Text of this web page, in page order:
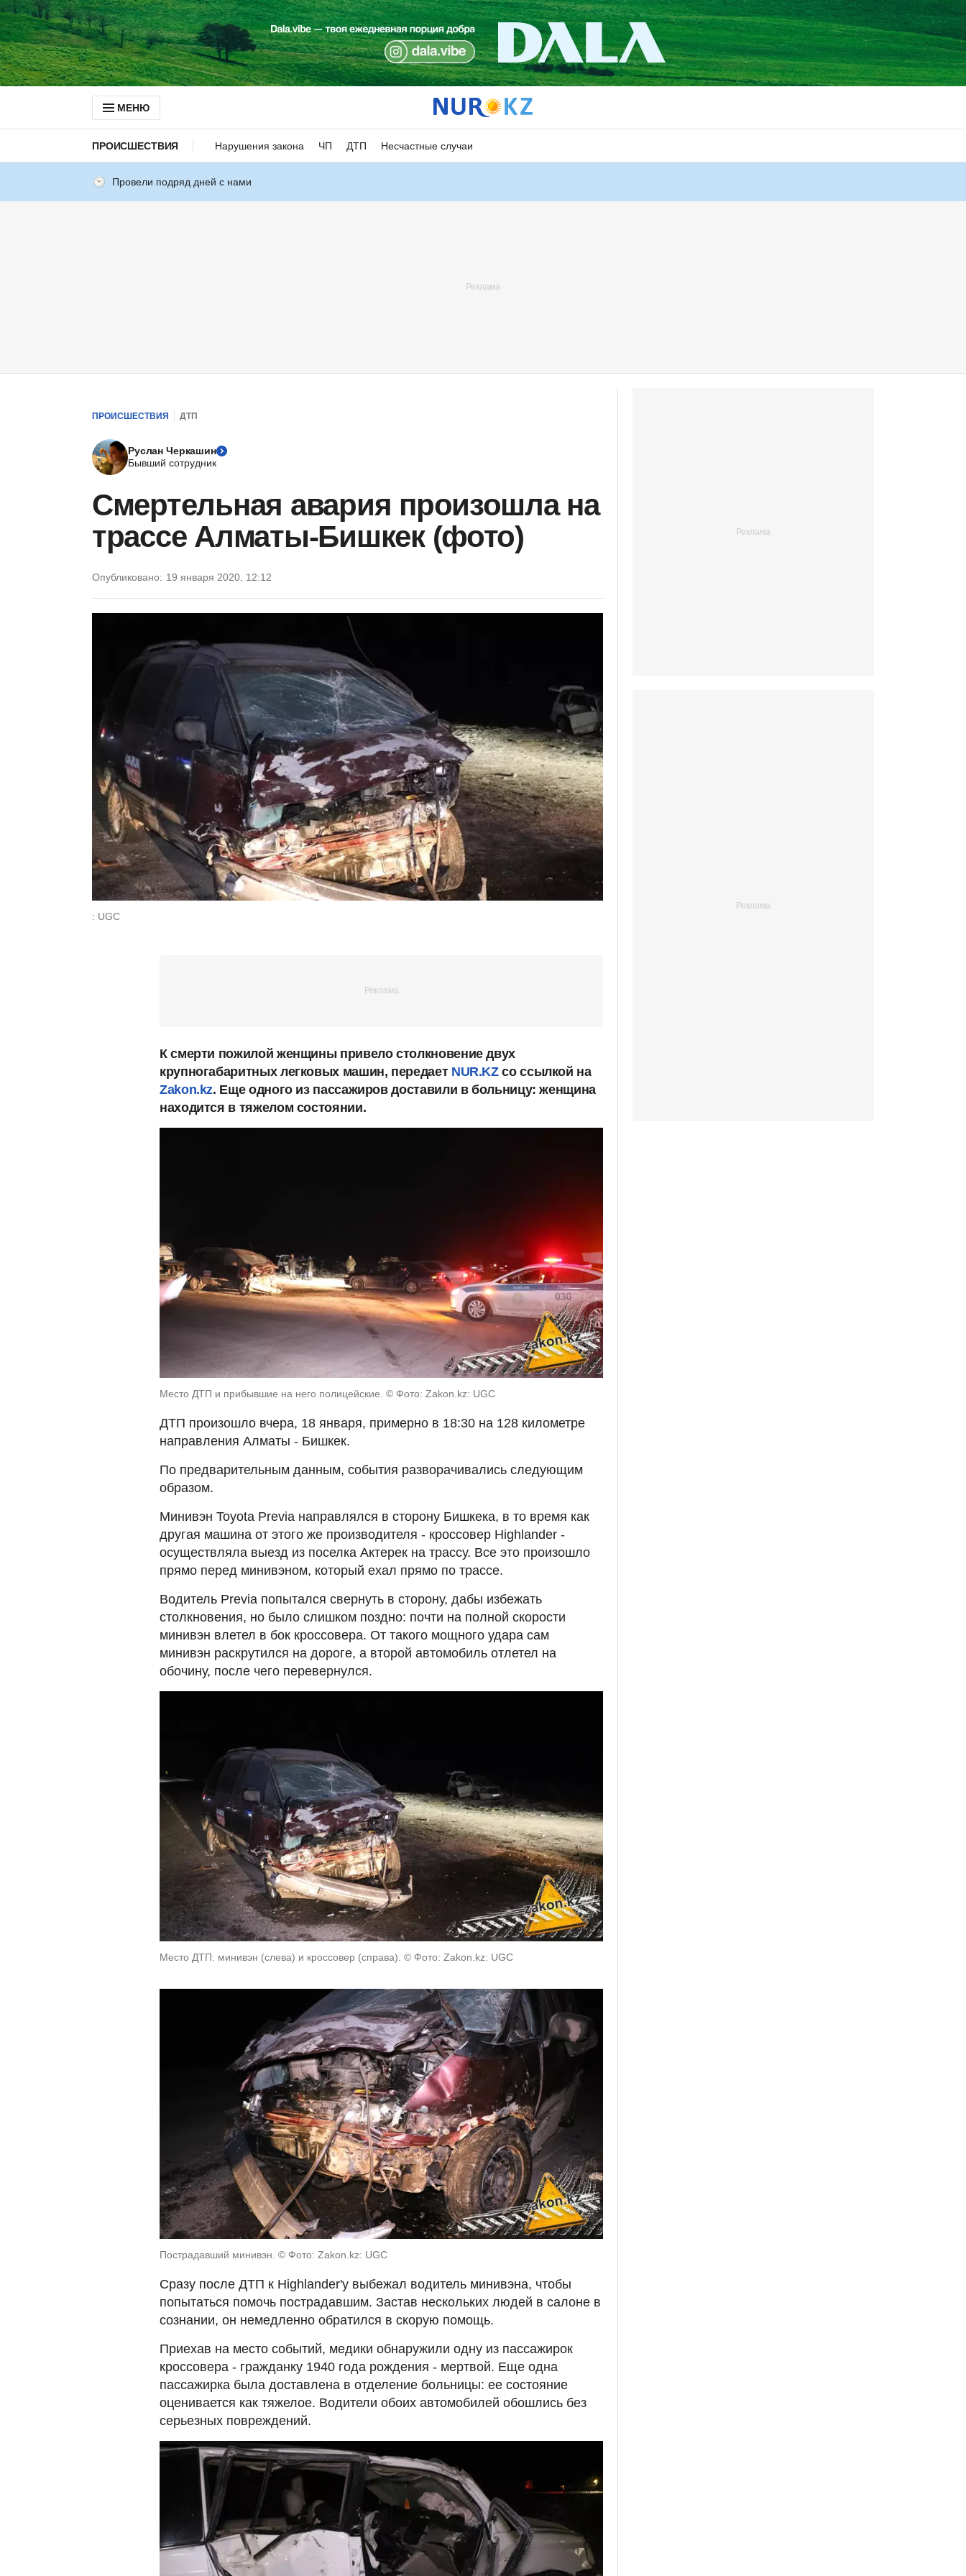
МЕНЮ
ПРОИСШЕСТВИЯ Нарушения закона ЧП ДТП Несчастные случаи
Провели подряд дней с нами
ПРОИСШЕСТВИЯ ДТП
Руслан Черкашин
Бывший сотрудник
Смертельная авария произошла на
трассе Алматы-Бишкек (фото)
Опубликовано: 19 января 2020, 12:12
: UGC
К смерти пожилой женщины привело столкновение двух
крупногабаритных легковых машин, передает NUR.KZсо ссылкой на
Zakon.kz. Еще одного из пассажиров доставили в больницу: женщина
находится в тяжелом состоянии.
Место ДТП и прибывшие на него полицейские. © Фото: Zakon.kz: UGC
ДТП произошло вчера, 18 января, примерно в 18:30 на 128 километре
направления Алматы - Бишкек.
По предварительным данным, события разворачивались следующим
образом.
Минивэн Toyota Previa направлялся в сторону Бишкека, в то время как
другая машина от этого же производителя - кроссовер Highlander -
осуществляла выезд из поселка Актерек на трассу. Все это произошло
прямо перед минивэном, который ехал прямо по трассе.
Водитель Previa попытался свернуть в сторону, дабы избежать
столкновения, но было слишком поздно: почти на полной скорости
минивэн влетел в бок кроссовера. От такого мощного удара сам
минивэн раскрутился на дороге, а второй автомобиль отлетел на
обочину, после чего перевернулся.
Место ДТП: минивэн (слева) и кроссовер (справа). © Фото: Zakon.kz: UGC
Пострадавший минивэн. © Фото: Zakon.kz: UGC
Сразу после ДТП к Highlander'у выбежал водитель минивэна, чтобы
попытаться помочь пострадавшим. Застав нескольких людей в салоне в
сознании, он немедленно обратился в скорую помощь.
Приехав на место событий, медики обнаружили одну из пассажирок
кроссовера - гражданку 1940 года рождения - мертвой. Еще одна
пассажирка была доставлена в отделение больницы: ее состояние
оценивается как тяжелое. Водители обоих автомобилей обошлись без
серьезных повреждений.